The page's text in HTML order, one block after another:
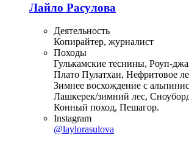
Лайло Расулова
Деятельность
Копирайтер, журналист
Походы
Гулькамские теснины, Роуп-
Плато Пулатхан, Нефритовое
Зимнее восхождение с
Лашкерек/зимний лес,
Конный поход, Пешагор.
Instagram
@laylorasulova